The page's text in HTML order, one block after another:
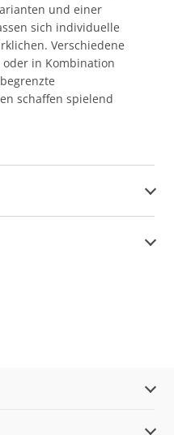
und einer
sich individuelle
Verschiedene
in Kombination
schaffen spielend